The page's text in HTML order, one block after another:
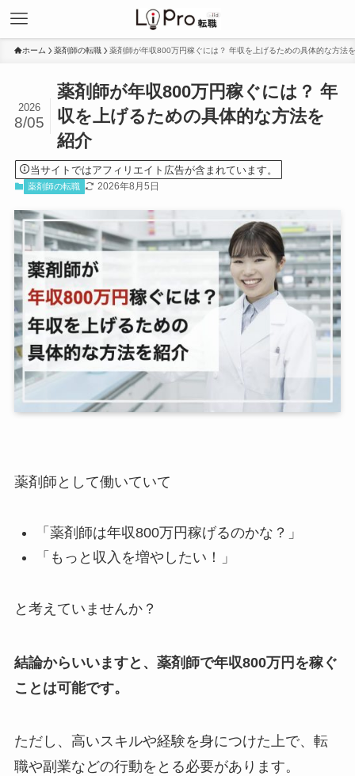
ホーム 薬剤師の転職 薬剤師が年収800万円稼ぐには？ 年収を上げるための具体的な方法
薬剤師が年収800万円稼ぐには？ 年
収を上げるための具体的な方法を
紹介
2026
8/05
当サイトではアフィリエイト広告が含まれています。
薬剤師の転職 2026年8月5日
薬剤師として働いていて
「薬剤師は年収800万円稼げるのかな？」
「もっと収入を増やしたい！」
と考えていませんか？
結論からいいますと、薬剤師で年収800万円を稼ぐ
ことは可能です。
ただし、高いスキルや経験を身につけた上で、転
職や副業などの行動をとる必要があります。